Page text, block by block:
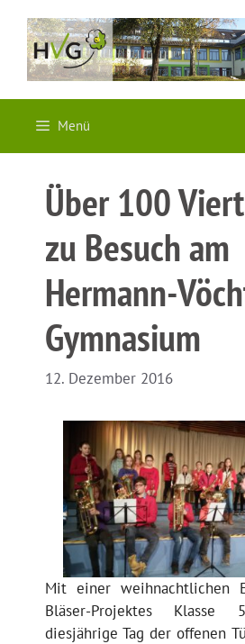
Inhalt
springen
Menü
Über 100
zu Besuch am
Hermann-
Gymnasium
12. Dezember 2016
Mit einer weihnachtlichen
Bläser-Projektes
diesjährige Tag der offenen